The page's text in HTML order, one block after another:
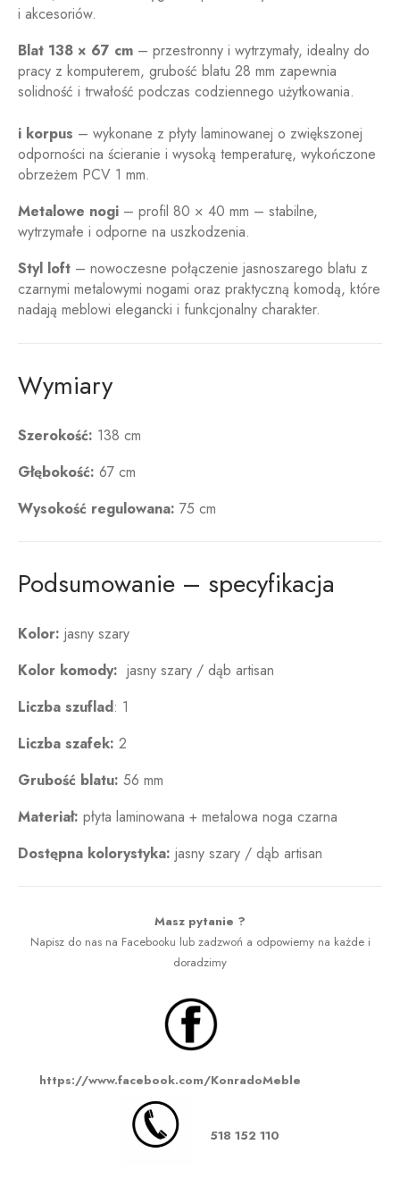
i akcesoriów.
Blat 138 × 67 cm – przestronny i wytrzymały, idealny do
pracy z komputerem, grubość blatu 28 mm zapewnia
solidność i trwałość podczas codziennego użytkowania.
i korpus – wykonane z płyty laminowanej o zwiększonej
odporności na ścieranie i wysoką temperaturę, wykończone
obrzeżem PCV 1 mm.
Metalowe nogi – profil 80 × 40 mm – stabilne,
wytrzymałe i odporne na uszkodzenia.
Styl loft – nowoczesne połączenie jasnoszarego blatu z
czarnymi metalowymi nogami oraz praktyczną komodą, które
nadają meblowi elegancki i funkcjonalny charakter.
Wymiary
Szerokość: 138 cm
Głębokość: 67 cm
Wysokość regulowana: 75 cm
Podsumowanie – specyfikacja
Kolor: jasny szary
Kolor komody: jasny szary / dąb artisan
Liczba szuflad: 1
Liczba szafek: 2
Grubość blatu: 56 mm
Materiał: płyta laminowana + metalowa noga czarna
Dostępna kolorystyka: jasny szary / dąb artisan
Masz pytanie ?
Napisz do nas na Facebooku lub zadzwoń a odpowiemy na każde i
doradzimy
https://www.facebook.com/KonradoMeble
518 152 110